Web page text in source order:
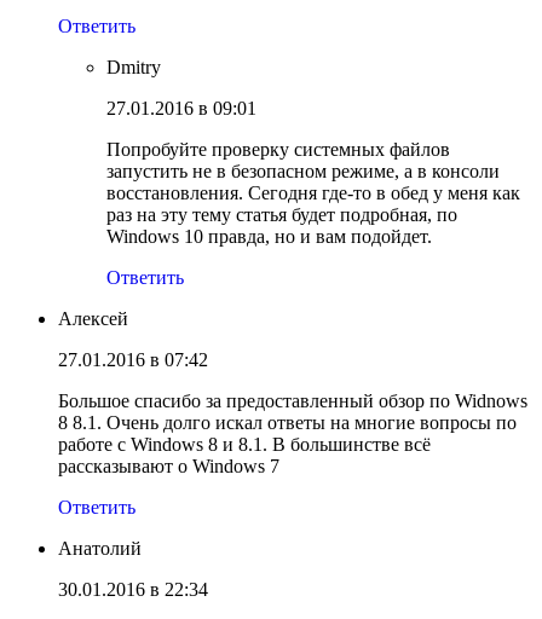
Ответить
Dmitry
27.01.2016 в 09:01
Попробуйте проверку системных файлов
запустить не в безопасном режиме, а в консоли
восстановления. Сегодня где-то в обед у меня как
раз на эту тему статья будет подробная, по
Windows 10 правда, но и вам подойдет.
Ответить
Алексей
27.01.2016 в 07:42
Большое спасибо за предоставленный обзор по Widnows
8 8.1. Очень долго искал ответы на многие вопросы по
работе с Windows 8 и 8.1. В большинстве всё
рассказывают о Windows 7
Ответить
Анатолий
30.01.2016 в 22:34